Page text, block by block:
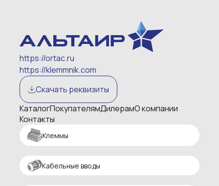
https://ortac.ru
https://klemmnik.com
Скачать реквизиты
КаталогПокупателямДилерамО компании
Контакты
Клеммы
Кабельные вводы